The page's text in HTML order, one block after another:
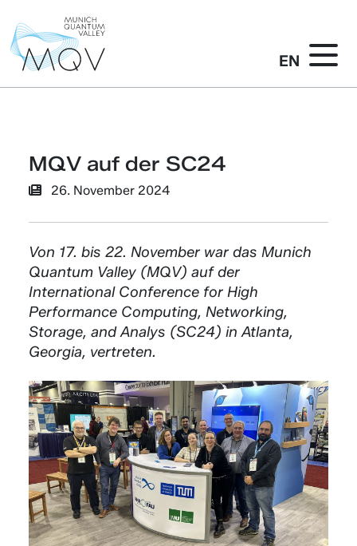
EN
MQV auf der SC24
26. November 2024
Von 17. bis 22. November war das Munich
Quantum Valley (MQV) auf der
International Conference for High
Performance Computing, Networking,
Storage, and Analys (SC24) in Atlanta,
Georgia, vertreten.